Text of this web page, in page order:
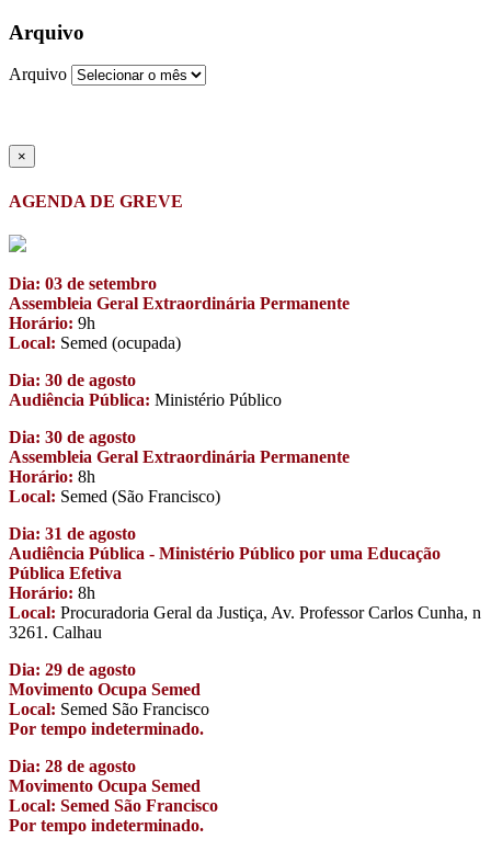
Arquivo
Arquivo
×
AGENDA DE GREVE
Dia: 03 de setembro
Assembleia Geral Extraordinária Permanente
Horário: 9h
Local: Semed (ocupada)
Dia: 30 de agosto
Audiência Pública: Ministério Público
Dia: 30 de agosto
Assembleia Geral Extraordinária Permanente
Horário: 8h
Local: Semed (São Francisco)
Dia: 31 de agosto
Audiência Pública - Ministério Público por uma Educação
Pública Efetiva
Horário: 8h
Local: Procuradoria Geral da Justiça, Av. Professor Carlos Cunha, n
3261. Calhau
Dia: 29 de agosto
Movimento Ocupa Semed
Local: Semed São Francisco
Por tempo indeterminado.
Dia: 28 de agosto
Movimento Ocupa Semed
Local: Semed São Francisco
Por tempo indeterminado.